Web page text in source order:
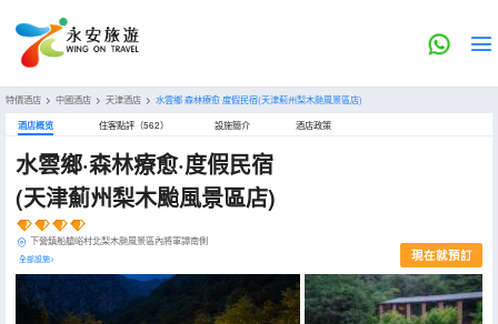
特價酒店 > 中國酒店 > 天津酒店 > 水雲鄉·森林療愈·度假民宿(天津薊州梨木颱風景區店)
酒店概览 住客點評（562） 設施簡介 酒店政策
水雲鄉·森林療愈·度假民宿
(天津薊州梨木颱風景區店)
下營鎮船艙峪村北梨木颱風景區內將軍譚南側
全部設施> 現在就預訂